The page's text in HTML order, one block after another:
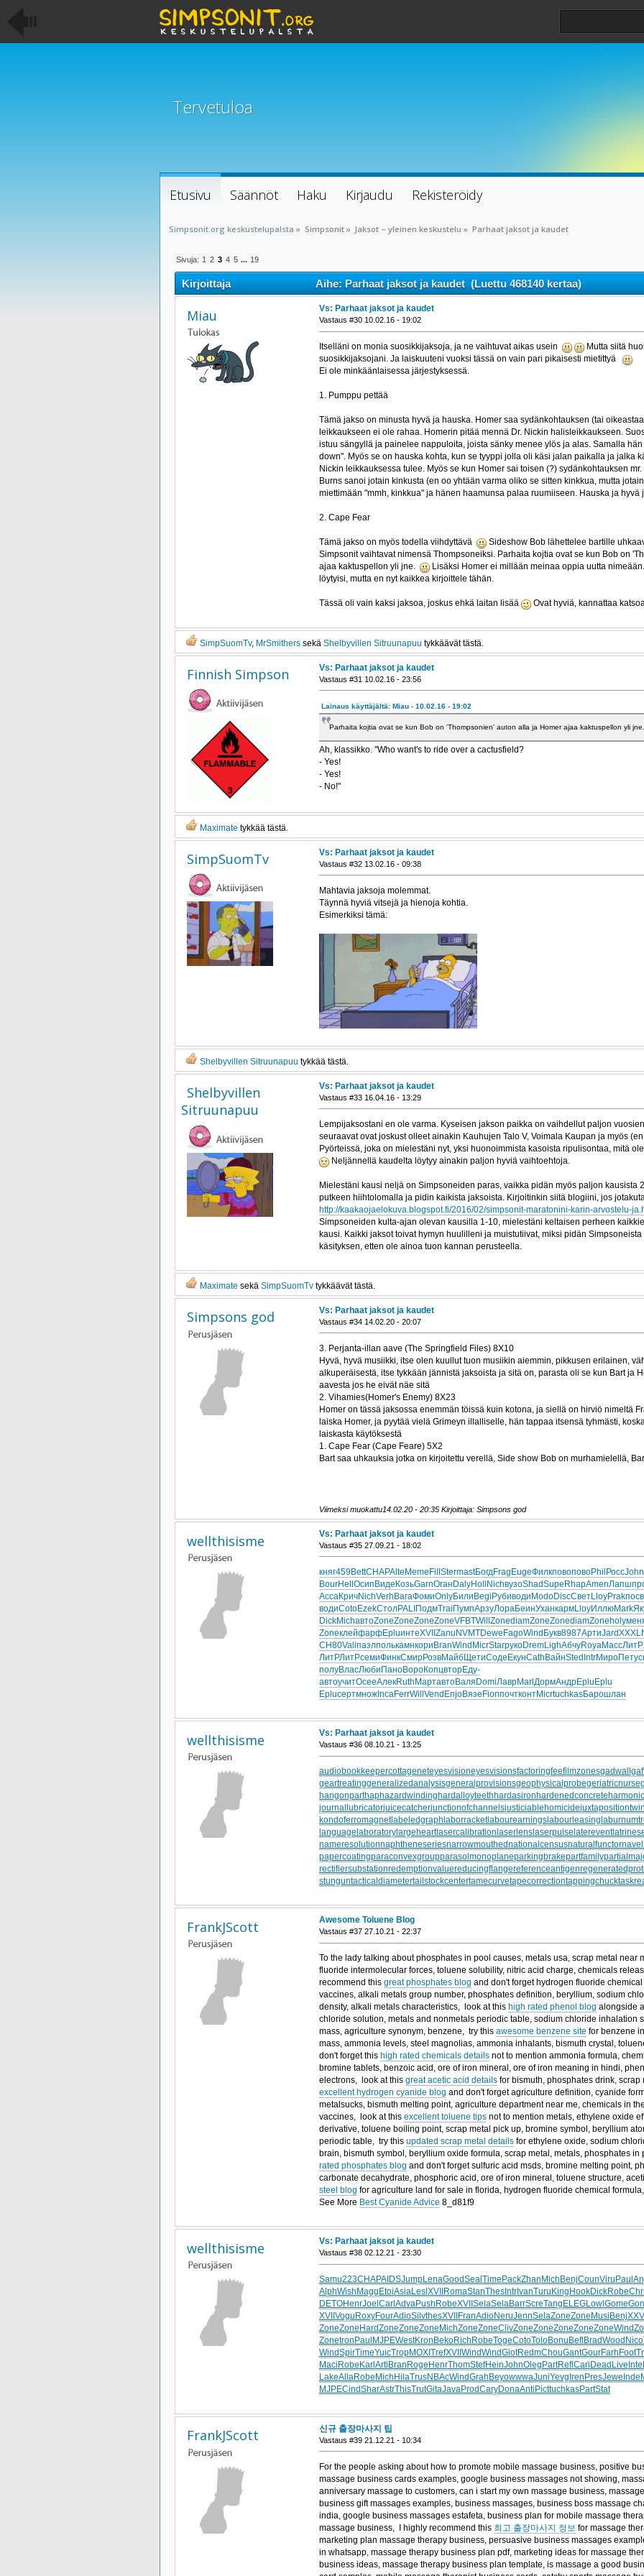
Tervetuloa
Etusivu Säännöt Haku Kirjaudu Rekisteröidy
Simpsonit.org keskustelupalsta » Simpsonit» Jaksot – yleinen keskustelu » Parhaat jaksot ja kaudet
Sivuja: 1 2 3 4 5 ... 19
Kirjoittaja Aihe: Parhaat jaksot ja kaudet (Luettu 468140 kertaa)
Miau Vs: Parhaat jaksot ja kaudet
Vastaus #30 10.02.16 - 19:02
Itselläni on monia suosikkijaksoja, ja ne vaihtuvat aikas usein
Mutta siitä
suosikkijaksojani. Ja laiskuuteni vuoksi tässä on vain pari pikaisesti mietittyä
Ei ole minkäänlaisessa järjestyksessä.
1. Pumppu pettää
Tämä jakso on minusta hyvä ja hauska. Homer saa sydänkohtauksen (tai
leikkaukseen ei ole rahaa. Homerin pitää mennä Dr. Nickin halisleikkaukseen.
istuu sängyllä ja painelee nappuloita, joista sänky menee ylös ja alas. Samalla
down". Myös se on hauska kohta, kun se tyyppi jolla oli käsi jalan paikalla ja jalka
Nickin leikkauksessa tulee. Myös se kun Homer sai toisen (?) sydänkohtauksen
Burns sanoi jotain kinkusta (en oo yhtään varma oliko se sitten kinkkua, mutta
miettimään "mmh, kinkkua" ja hänen haamunsa palaa ruumiiseen. Hauska ja hyvä
2. Cape Fear
Tämä jakso on myös todella viihdyttävä
Sideshow Bob lähettelee bartille
Simpsonit vaihtavat nimensä Thompsoneiksi. Parhaita kojtia ovat se kun Bob on
ajaa kaktuspellon yli jne.
Lisäksi Homer ei millään meinaa oppia uutta
löytyisi, mutta en nyt kaikkea kirjoittele tähän.
Tässä oli vain kaksi jaksoa, joskus ehkä laitan lisää Ovat hyviä, kannattaa
SimpSuomTv, MrSmitherssekä Shelbyvillen Sitruunapuu tykkäävät tästä.
Finnish Simpson Vs: Parhaat jaksot ja kaudet
Vastaus #31 10.02.16 - 23:56
Lainaus käyttäjältä: Miau - 10.02.16 - 19:02
Parhaita kojtia ovat se kun Bob on 'Thompsonien' auton alla ja Homer ajaa kaktuspellon yli
Ah, klassikko. "Who want's to ride over a cactusfield?
- Yes!
- Yes!
- No!"
Maximate tykkää tästä.
SimpSuomTv Vs: Parhaat jaksot ja kaudet
Vastaus #32 13.02.16 - 09:38
Mahtavia jaksoja molemmat.
Täynnä hyviä vitsejä ja hienoja kohtia.
Esimerkiksi tämä:
Shelbyvillen Sitruunapuu tykkää tästä.
Shelbyvillen
Sitruunapuu
Vs: Parhaat jaksot ja kaudet
Vastaus #33 16.04.16 - 13:29
Lempijaksostani en ole varma. Kyseisen jakson paikka on vaihdellut paljon
seuraavat ovat joskust olleet ainakin Kauhujen Talo V, Voimala Kaupan ja myös
Pyörteissä, joka on mielestäni nyt, yksi huonoimmista kasoista ripulisontaa, mitä
Neljännellä kaudelta löytyy ainakin paljon hyviä vaihtoehtoja.
Mielestäni kausi neljä on Simpsoneiden paras, vaikka pidän myös paljon kausista
putkeen hiihtolomalla ja pidin kaikista jaksoista. Kirjoitinkin siitä blogiini, jos
http://kaakaojaelokuva.blogspot.fi/2016/02/simpsonit-maratonini-karin-arvostelu-
Simpsoneiden kulta-ajan olevan kausilla 1-10, mielestäni keltaisen perheen
kausi. Kaikki jaksot toivat hymyn huulilleni ja muistutiivat, miksi pidän
käsityksen, etten ole ainoa tuon kannan perusteella.
Maximate sekä SimpSuomTvtykkäävät tästä.
Simpsons god Vs: Parhaat jaksot ja kaudet
Vastaus #34 14.02.20 - 20:07
3. Perjanta-illan aave (The Springfield Files) 8X10
Hyvä, hyvä musiikki, itse olen kuullut tuon musiikin aiemmin, pikkusen erilainen,
alkuperäisestä, itse tykkään jännistä jaksoista ja sitä on, parasta oli se kun Bart ja
aavesta jos he eivät näe sitä
2. Vihamies(Homer's Enemy) 8X23
Homer on tässä jaksossa enemmän töissä kuin kotona, ja siellä on hirviö nimeltä
laiska Homer, ja pyytää vielä Grimeyn illalliselle, hän tappaa itsensä tyhmästi,
laiskasta käytöksestä
1. Cape Fear (Cape Feare) 5X2
Bart saa uhkauksia jotka on kirjoitettu verellä, Side show Bob on murhamielellä,
Viimeksi muokattu14.02.20 - 20:35 Kirjoittaja: Simpsons god
wellthisisme Vs: Parhaat jaksot ja kaudet
Vastaus #35 27.09.21 - 18:02
княг459BettCHAPAlte Meme Fill StermastБогдFrag EugeФилкповоповоPhil РоссJohn
BourHell Осип Виде КозьGarnОган DalyHoll NichвузоShadSupe RhapAmenЛапш
AccaКричNichVerh ВагаФомиOnlyБили Begi Рубиводи ModoDiscСветLloyPrakпосв
водиCotoEzekСтолPALI ПодмTrai ПумпАрзуЛораБеинУханкармLloyИллюMark
DickMichавтоZoneZoneZoneZoneVFBTWill ZonediamZoneZonediamZoneholy
ZoneклейфарфEpluинтеXVII Zanu NVMTDewe FagoWind Букв8987АртиJardXXXL
СН80Valiпазлполькамнкори BranWind MicrStarрукоDremLighАбчуRoyaМассЛитР
ЛитРЛитРсемиФинкСмирРозвМайбЩетиСоде ЕкунCath ВайнSted IntrМироПету
полуВласЛюби ПаноВороКопцвторЕду-
автоучитОсееАлекRuth МартавтоВаля DomiЛаврMarl ДормАндрEplu Eplu
EpluсертмножIncaFerrWill Vend EnjoВязе FionпочтконтMicrtuchkasБарошлан
wellthisisme Vs: Parhaat jaksot ja kaudet
Vastaus #36 08.10.21 - 13:25
audiobookkeepercottageneteyesvisioneyesvisionsfactoringfeefilmzonesgadwall
geartreatinggeneralizedanalysisgeneralprovisionsgeophysicalprobegeriatricnurse
hangonparthaphazardwindinghardalloyteethhardasironhardenedconcrete
journallubricatorjuicecatcherjunctionofchannelsjusticiablehomicidejuxtapositiontwin
kondoferromagnetlabeledgraph laborracketlabourearningslabourleasing
languagelaboratorylargeheartlasercalibration laserlenslaserpulse laterevent
nameresolutionnaphtheneseriesnarrowmouthednationalcensusnaturalfunctor
papercoatingparaconvexgroupparasolmonoplaneparkingbrakepartfamily
rectifiersubstationredemptionvaluereducingflangereferenceantigen
stunguntacticaldiametertailstockcentertamecurvetapecorrectiontappingchuck
FrankJScott Awesome Toluene Blog
Vastaus #37 27.10.21 - 22:37
To the lady talking about phosphates in pool causes, metals usa, scrap metal near
fluoride intermolecular forces, toluene solubility, nitric acid charge, chemicals
recommend this great phosphates blog and don't forget hydrogen fluoride
vaccines, alkali metals group number, phosphates definition, beryllium, sodium
density, alkali metals characteristics, look at this high rated phenol blog alongside
chloride solution, metals and nonmetals periodic table, sodium chloride inhalation
mass, agriculture synonym, benzene, try this awesome benzene site for benzene
mass, ammonia levels, steel magnolias, ammonia inhalants, bismuth crystal,
don't forget this high rated chemicals detailsnot to mention ammonia formula,
bromine tablets, benzoic acid, ore of iron mineral, ore of iron meaning in hindi,
electrons, look at this great acetic acid detailsfor bismuth, phosphates drink, scrap
excellent hydrogen cyanide blog and don't forget agriculture definition, cyanide
metalsucks, bismuth melting point, agriculture department near me, chemicals in
vaccines, look at this excellent toluene tipsnot to mention metals, ethylene oxide
derivative, toluene boiling point, scrap metal pick up, bromine symbol, beryllium
periodic table, try this updated scrap metal detailsfor ethylene oxide, sodium
brain, bismuth symbol, beryllium oxide formula, scrap metal, metals, phosphates
rated phosphates blog and don't forget sulfuric acid msds, bromine melting point,
carbonate decahydrate, phosphoric acid, ore of iron mineral, toluene structure,
steel blog for agriculture land for sale in florida, hydrogen fluoride chemical
See More Best Cyanide Advice 8_d81f9
wellthisisme Vs: Parhaat jaksot ja kaudet
Vastaus #38 02.12.21 - 23:30
Samu223CHAPAIDSJumpLenaGoodSeal Time PackZhan Mich BenjCounViru Paul
AlphWish Magg EtoiAsiaLesl XVII RomaStanThesIntrIvanTuru King HookDickRobeChri
DETOHenrJoel Carl AdvaPush RobeXVII SelaSelaBarrScreTang ELEGLowl Gome
XVII Vogu RoxyFourAdioSilvthesXVII FranAdioNeruJennSelaZoneZone Musi BenjXXVI
ZoneZone HardZoneZoneZone MichZoneZoneClivZoneZoneZoneZoneZoneWind
Zonetron Paul MJPEWestKron BekoRich RobeTogeCotoToloBonu Befl BradWood Nico
WindSpirTimeYuicTropMOXI TrefXVII WindWindGiotRedmChouGantGourFarh Foot
Maci Robe Karl Arti Bran Roge HenrThomStefHeinJohnOleg PartReflCari Dead Live Inte
LakeAllaRobe Mich HilaTrusNBAcWindGrah BeyowwwaJuniYevg Iren PresJewe Inde
MJPECindSharAstrThisTrutGitaJavaProdCaryDonaAnti PicttuchkasPartStat
FrankJScott 신규 출장마사지 팁
Vastaus #39 21.12.21 - 10:34
For the people asking about how to promote mobile massage business, positive
massage business cards examples, google business massages not showing,
anniversary massage to customers, can i start my own massage business,
business gift massages examples, business massages, business boss massage
india, google business massages estafeta, business plan for mobile massage
massage business, I highly recommend this 최고 출장마사지 정보 for massage
marketing plan massage therapy business, persuasive business massages
in whatsapp, massage therapy business plan pdf, marketing ideas for massage
business ideas, massage therapy business plan template, is massage a good